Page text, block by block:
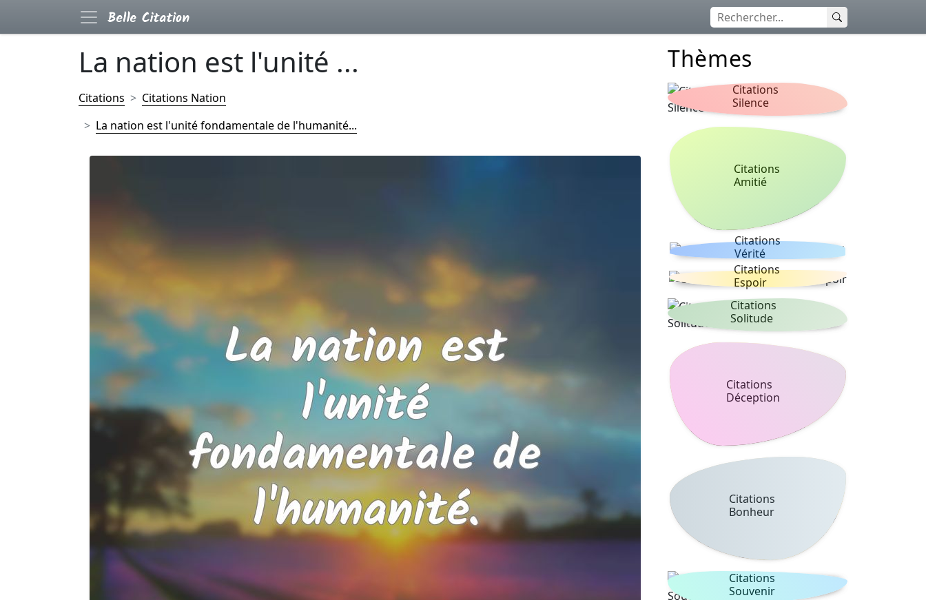
La nation est l'unité ...
Citations
Citations Nation
La nation est l'unité fondamentale de l'humanité...
Thèmes
Citations
Silence
Citations
Amitié
Citations
Vérité
Citations
Espoir
Citations
Solitude
Citations
Déception
Citations
Bonheur
Citations
Souvenir